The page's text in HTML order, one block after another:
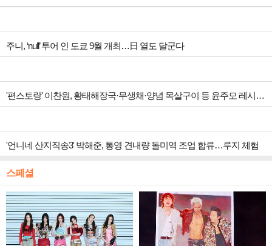
주니, ‘null’ 투어 인 도쿄 9월 개최…日 열도 달군다
'편스토랑' 이찬원, 황태해장국·무생채·양념 목살구이 등 윤주모 레시피 섭렵
'언니네 산지직송3' 박해준, 통영 견내량 돌미역 조업 합류…루지 체험
스페셜